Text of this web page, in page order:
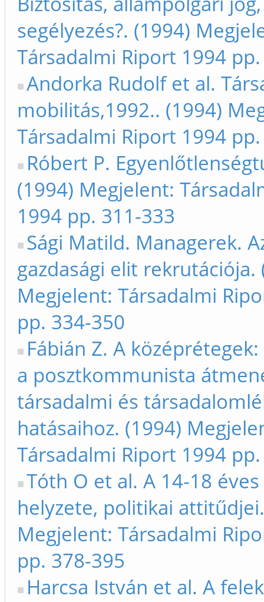
segélyezés?. (1994)
Társadalmi Riport 1994
Andorka Rudolf et al.
mobilitás,1992.. (1994)
Társadalmi Riport 1994
Róbert P.
(1994) Megjelent:
1994 pp. 311-333
Sági Matild. Managerek.
gazdasági elit rekrutációja.
Megjelent: Társadalmi
pp. 334-350
Fábián Z. A
a posztkommunista
társadalmi és
hatásaihoz. (1994)
Társadalmi Riport 1994
Tóth O et al. A 14-18
helyzete, politikai
Megjelent: Társadalmi
pp. 378-395
Harcsa István et al. A